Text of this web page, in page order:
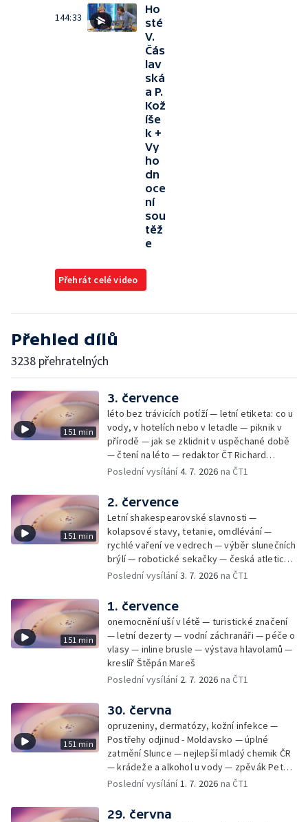
144:33
Ho
sté
V.
Čás
lav
ská
a P.
Kož
íše
k +
Vy
ho
dn
oce
ní
sou
těž
e
Přehrát celé video
Přehled dílů
3238 přehratelných
151 min
3. července
léto bez trávicích potíží — letní etiketa: co u
vody, v hotelích nebo v letadle — piknik v
přírodě — jak se zklidnit v uspěchané době
— čtení na léto — redaktor ČT Richard
Samko
Poslední vysílání4. 7. 2026 na ČT1
151 min
2. července
Letní shakespearovské slavnosti —
kolapsové stavy, tetanie, omdlévání —
rychlé vaření ve vedrech — výběr slunečních
brýlí — robotické sekačky — česká atletická
rekordmanka — psí seriál: výmarský
Poslední vysílání3. 7. 2026 na ČT1
151 min
1. července
onemocnění uší v létě — turistické značení
— letní dezerty — vodní záchranáři — péče o
vlasy — inline brusle — výstava hlavolamů —
kreslíř Štěpán Mareš
Poslední vysílání 2. 7. 2026 na ČT1
151 min
30. června
opruzeniny, dermatózy, kožní infekce —
Postřehy odjinud - Moldavsko — úplné
zatmění Slunce — nejlepší mladý chemik ČR
— krádeže a alkohol u vody — zpěvák Peter
Cmorik
Poslední vysílání1. 7. 2026 na ČT1
29. června